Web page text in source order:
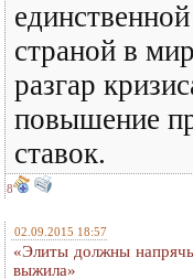
страной в
разгар
повышение
ставок.
8
02.09.2015 18:57
«Элиты должны
выжила»